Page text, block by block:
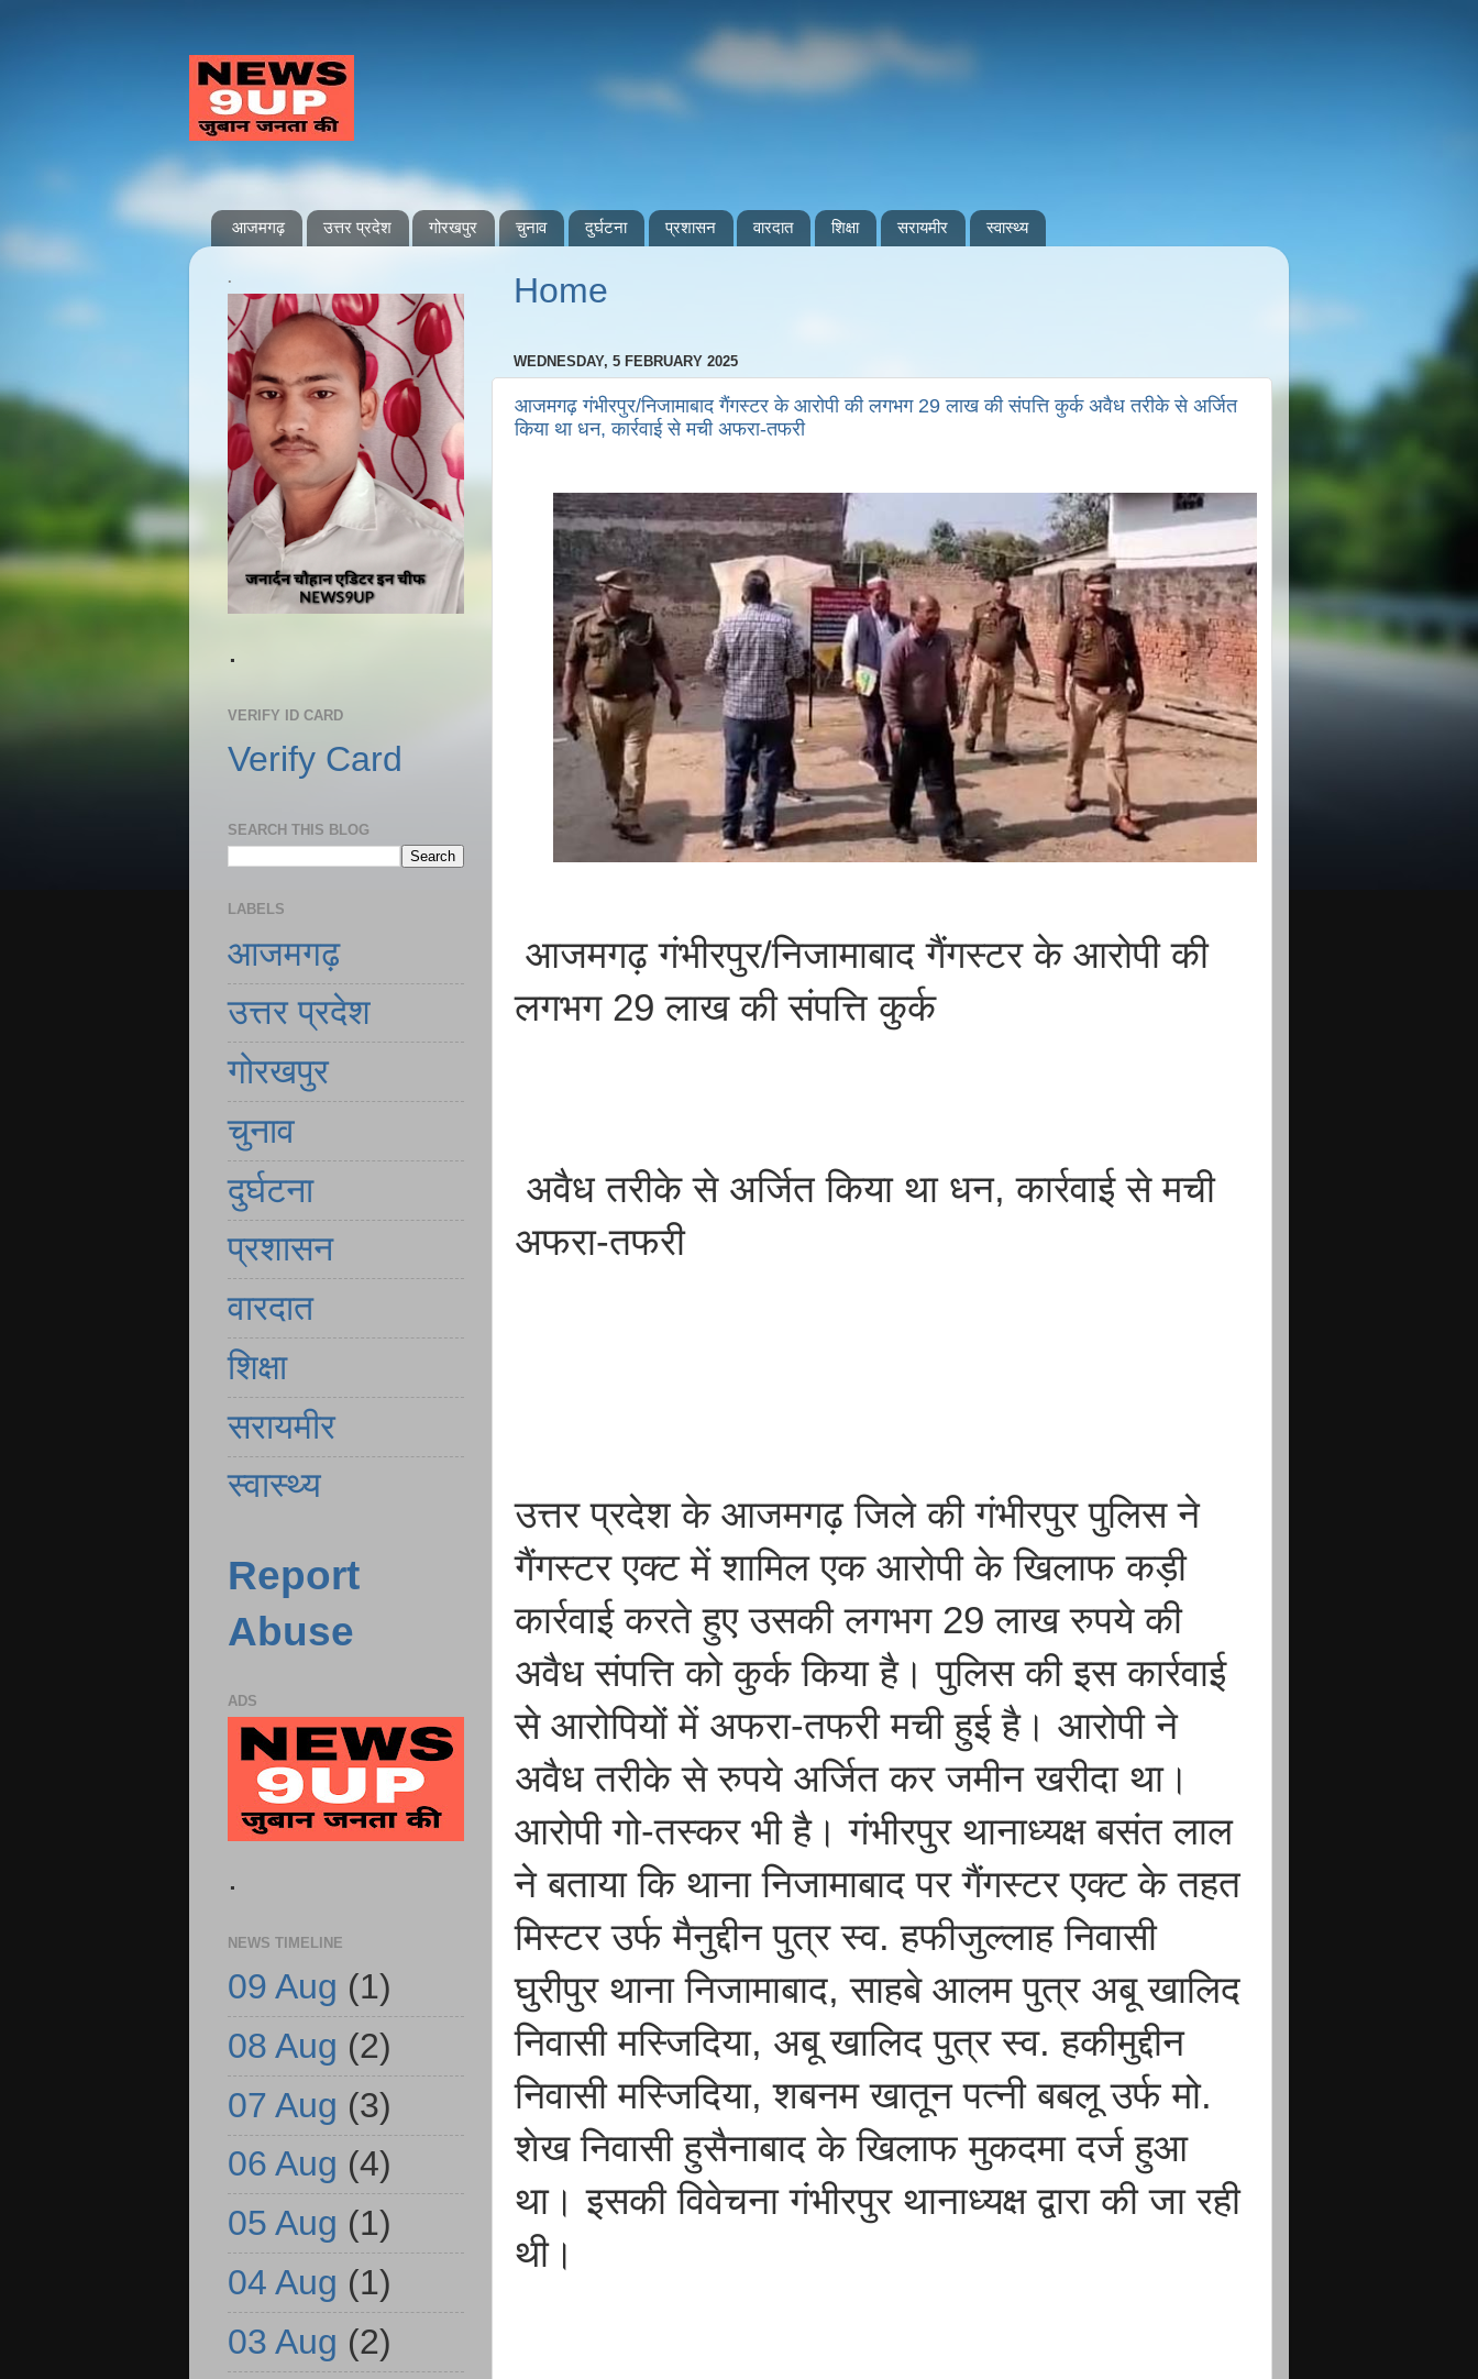
आजमगढ़ उत्तर प्रदेश गोरखपुर चुनाव दुर्घटना प्रशासन वारदात शिक्षा सरायमीर स्वास्थ्य
Home
WEDNESDAY, 5 FEBRUARY 2025
आजमगढ़ गंभीरपुर/निजामाबाद गैंगस्टर के आरोपी की लगभग 29 लाख की संपत्ति कुर्क अवैध तरीके से अर्जित
किया था धन, कार्रवाई से मची अफरा-तफरी
आजमगढ़ गंभीरपुर/निजामाबाद गैंगस्टर के आरोपी की
लगभग 29 लाख की संपत्ति कुर्क
अवैध तरीके से अर्जित किया था धन, कार्रवाई से मची
अफरा-तफरी
उत्तर प्रदेश के आजमगढ़ जिले की गंभीरपुर पुलिस ने
गैंगस्टर एक्ट में शामिल एक आरोपी के खिलाफ कड़ी
कार्रवाई करते हुए उसकी लगभग 29 लाख रुपये की
अवैध संपत्ति को कुर्क किया है। पुलिस की इस कार्रवाई
से आरोपियों में अफरा-तफरी मची हुई है। आरोपी ने
अवैध तरीके से रुपये अर्जित कर जमीन खरीदा था।
आरोपी गो-तस्कर भी है। गंभीरपुर थानाध्यक्ष बसंत लाल
ने बताया कि थाना निजामाबाद पर गैंगस्टर एक्ट के तहत
मिस्टर उर्फ मैनुद्दीन पुत्र स्व. हफीजुल्लाह निवासी
घुरीपुर थाना निजामाबाद, साहबे आलम पुत्र अबू खालिद
निवासी मस्जिदिया, अबू खालिद पुत्र स्व. हकीमुद्दीन
निवासी मस्जिदिया, शबनम खातून पत्नी बबलू उर्फ मो.
शेख निवासी हुसैनाबाद के खिलाफ मुकदमा दर्ज हुआ
था। इसकी विवेचना गंभीरपुर थानाध्यक्ष द्वारा की जा रही
थी।
.
.
VERIFY ID CARD
Verify Card
SEARCH THIS BLOG
LABELS
आजमगढ़
उत्तर प्रदेश
गोरखपुर
चुनाव
दुर्घटना
प्रशासन
वारदात
शिक्षा
सरायमीर
स्वास्थ्य
Report
Abuse
ADS
.
NEWS TIMELINE
09 Aug (1)
08 Aug (2)
07 Aug (3)
06 Aug (4)
05 Aug (1)
04 Aug (1)
03 Aug (2)